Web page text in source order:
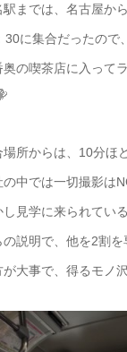
駅までは、名古屋か
30に集合だったので
奥の喫茶店に入って
場所からは、10分ほ
の中では一切撮影は
し見学に来られてい
の説明で、他を2割
が大事で、得るモノ